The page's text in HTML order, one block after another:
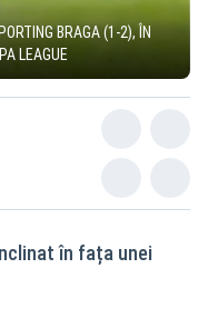
BRAGA (1-2), ÎN
LEAGUE
în fața unei